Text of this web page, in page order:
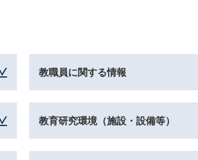
教職員に関する情報
教育研究環境（施設・設備等）